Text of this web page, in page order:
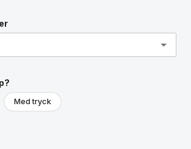
se storlekstabellen i avsnittet
Med tryck